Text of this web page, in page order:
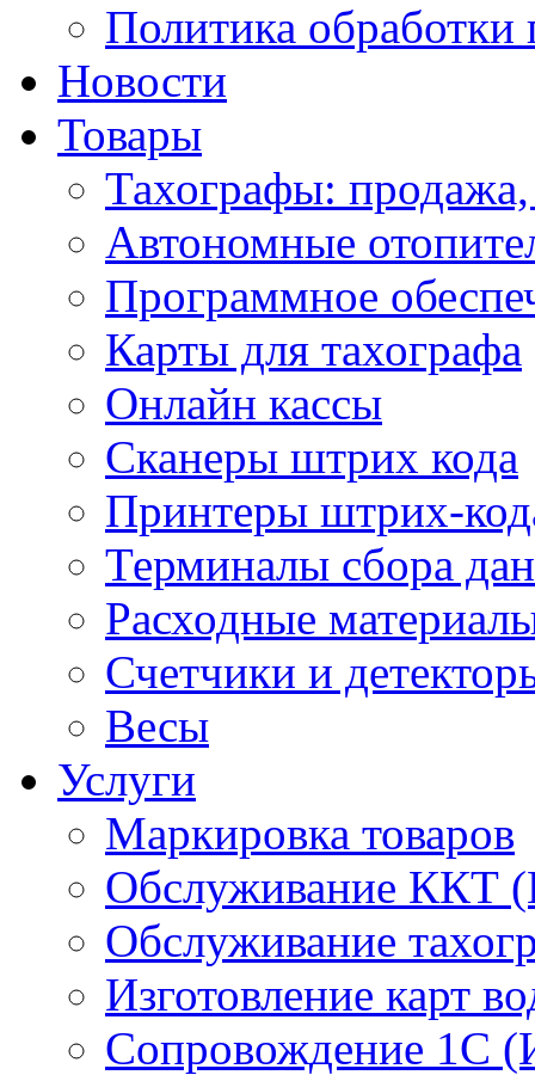
Политика
Новости
Товары
Тахографы:
Автономные
Программное
Карты для тахографа
Онлайн кассы
Сканеры штрих кода
Принтеры штрих-
Терминалы сбора
Расходные
Счетчики и
Весы
Услуги
Маркировка товаров
Обслуживание ККТ
Обслуживание
Изготовление карт
Сопровождение 1С